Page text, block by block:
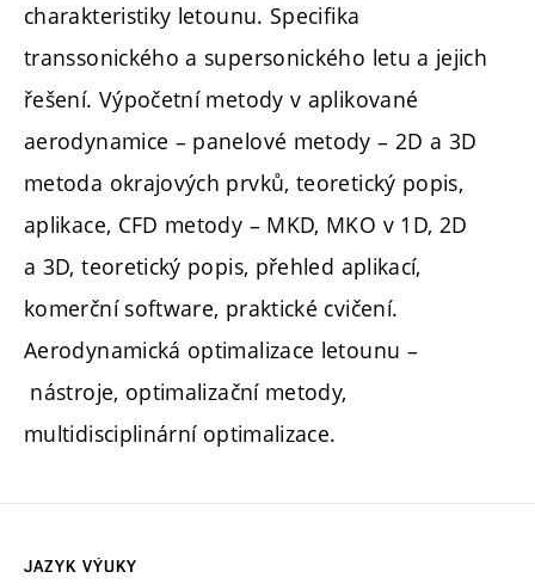
charakteristiky letounu. Specifika
transsonického a supersonického letu a jejich
řešení. Výpočetní metody v aplikované
aerodynamice – panelové metody – 2D a 3D
metoda okrajových prvků, teoretický popis,
aplikace, CFD metody – MKD, MKO v 1D, 2D
a 3D, teoretický popis, přehled aplikací,
komerční software, praktické cvičení.
Aerodynamická optimalizace letounu –
nástroje, optimalizační metody,
multidisciplinární optimalizace.
JAZYK VÝUKY